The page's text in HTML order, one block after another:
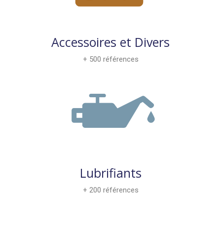
Accessoires et Divers
+ 500 références
Lubrifiants
+ 200 références